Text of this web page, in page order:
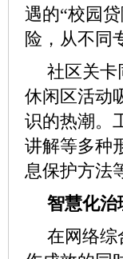
遇的“校园
险，从不同
社区关卡
休闲区活动
识的热潮。
讲解等多种
息保护方法
智慧化治
在网络综